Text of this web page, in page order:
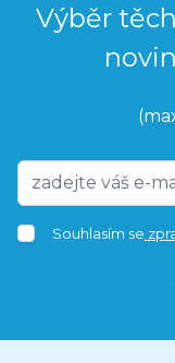
Výběr
Souhlasím se